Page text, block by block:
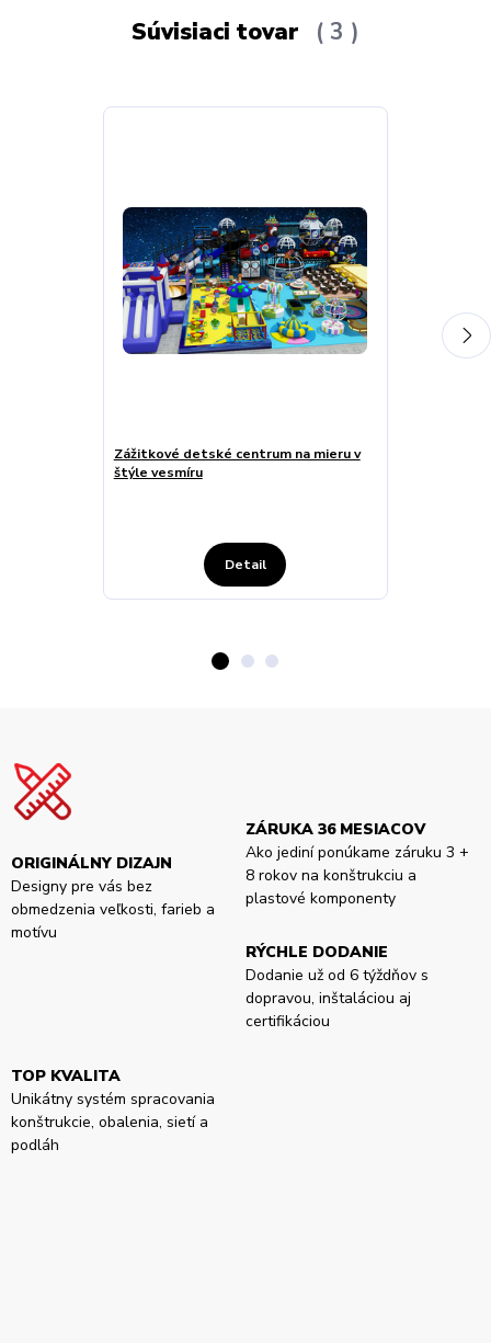
Súvisiaci tovar 3
Zážitkové detské centrum na mieru v
štýle vesmíru
Detail
ORIGINÁLNY DIZAJN
Designy pre vás bez
obmedzenia veľkosti, farieb a
motívu
ZÁRUKA 36 MESIACOV
Ako jediní ponúkame záruku 3 +
8 rokov na konštrukciu a
plastové komponenty
RÝCHLE DODANIE
Dodanie už od 6 týždňov s
dopravou, inštaláciou aj
certifikáciou
TOP KVALITA
Unikátny systém spracovania
konštrukcie, obalenia, sietí a
podláh